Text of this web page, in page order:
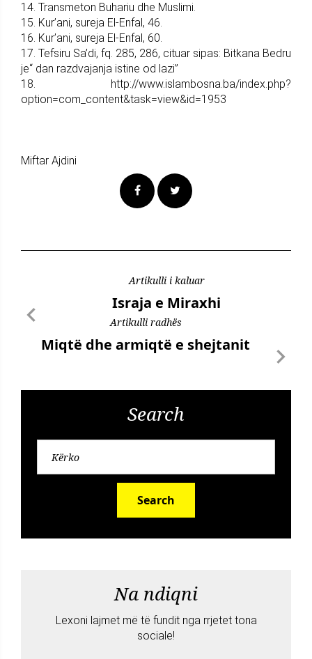
14. Transmeton Buhariu dhe Muslimi.
15. Kur’ani, sureja El-Enfal, 46.
16. Kur’ani, sureja El-Enfal, 60.
17. Tefsiru Sa’di, fq. 285, 286, cituar sipas: Bitkana Bedru
je“ dan razdvajanja istine od lazi”
18. http://www.islambosna.ba/index.php?
option=com_content&task=view&id=1953
Miftar Ajdini
Artikulli i kaluar
Israja e Miraxhi
Artikulli radhës
Miqtë dhe armiqtë e shejtanit
Search
Search
Na ndiqni
Lexoni lajmet më të fundit nga rrjetet tona
sociale!